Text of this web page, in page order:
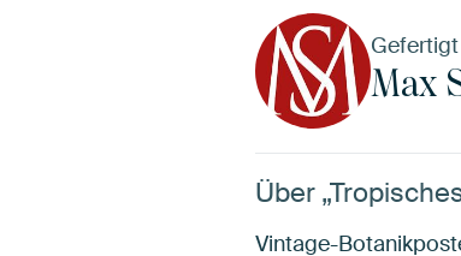
Max
Über
Vintage-